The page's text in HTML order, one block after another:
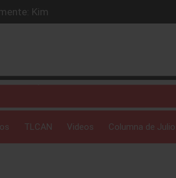
Kim
exterior
nacional
TLCAN Videos Columna de